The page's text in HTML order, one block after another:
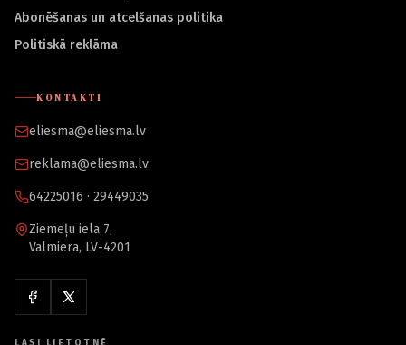
Abonēšanas un atcelšanas politika
Politiskā reklāma
KONTAKTI
eliesma@eliesma.lv
reklama@eliesma.lv
64225016 · 29449035
Ziemeļu iela 7,
Valmiera, LV-4201